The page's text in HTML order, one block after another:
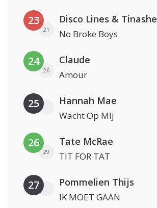
23
21
Disco Lines & Tinashe
No Broke Boys
24
26
Claude
Amour
25 Hannah Mae
Wacht Op Mij
26
29
Tate McRae
TIT FOR TAT
27 Pommelien Thijs
IK MOET GAAN